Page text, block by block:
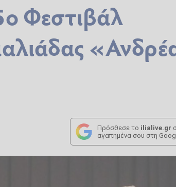
Φεστιβάλ
Πρόσθεσε το ilialive.gr
αγαπημένα σου στη